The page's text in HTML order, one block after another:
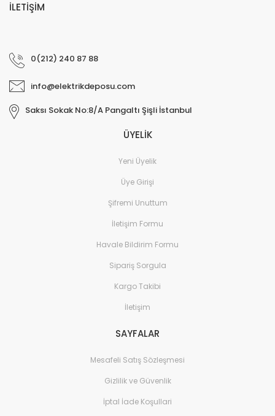
İLETİŞİM
0(212) 240 87 88
info@elektrikdeposu.com
Saksı Sokak No:8/A Pangaltı Şişli İstanbul
ÜYELİK
Yeni Üyelik
Üye Girişi
Şifremi Unuttum
İletişim Formu
Havale Bildirim Formu
Sipariş Sorgula
Kargo Takibi
İletişim
SAYFALAR
Mesafeli Satış Sözleşmesi
Gizlilik ve Güvenlik
İptal İade Koşullari